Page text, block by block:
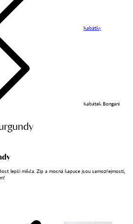
Kabátky
Kabátek Bongani
lepší mikča. Zip a mocná kapuce jsou samozřejmostí,